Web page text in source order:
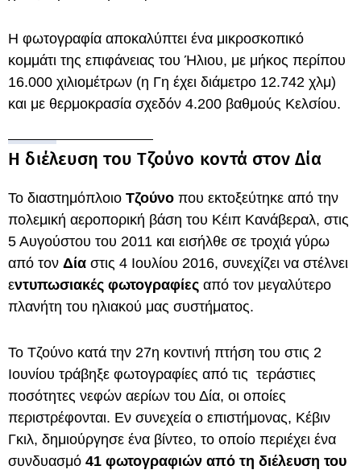
Η φωτογραφία αποκαλύπτει ένα μικροσκοπικό
κομμάτι της επιφάνειας του Ήλιου, με μήκος περίπου
16.000 χιλιομέτρων (η Γη έχει διάμετρο 12.742 χλμ)
και με θερμοκρασία σχεδόν 4.200 βαθμούς Κελσίου.
Η διέλευση του Τζούνο κοντά στον Δία
Το διαστημόπλοιο Τζούνο που εκτοξεύτηκε από την
πολεμική αεροπορική βάση του Κέιπ Κανάβεραλ, στις
5 Αυγούστου του 2011 και εισήλθε σε τροχιά γύρω
από τον Δία στις 4 Ιουλίου 2016, συνεχίζει να στέλνει
εντυπωσιακές φωτογραφίες από τον μεγαλύτερο
πλανήτη του ηλιακού μας συστήματος.
Το Τζούνο κατά την 27η κοντινή πτήση του στις 2
Ιουνίου τράβηξε φωτογραφίες από τις τεράστιες
ποσότητες νεφών αερίων του Δία, οι οποίες
περιστρέφονται. Εν συνεχεία ο επιστήμονας, Κέβιν
Γκιλ, δημιούργησε ένα βίντεο, το οποίο περιέχει ένα
συνδυασμό 41 φωτογραφιών από τη διέλευση του